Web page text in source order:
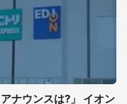
ナウンスは?」 イオン